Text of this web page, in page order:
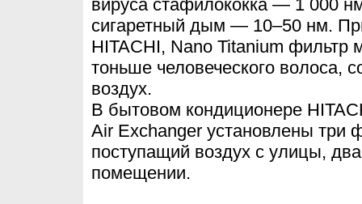
вируса стафилококка — 1 000
сигаретный дым — 10–50 нм.
HITACHI, Nano Titanium фильтр
тоньше человеческого волоса,
воздух.
В бытовом кондиционере
Air Exchanger установлены три
поступащий воздух с улицы,
помещении.